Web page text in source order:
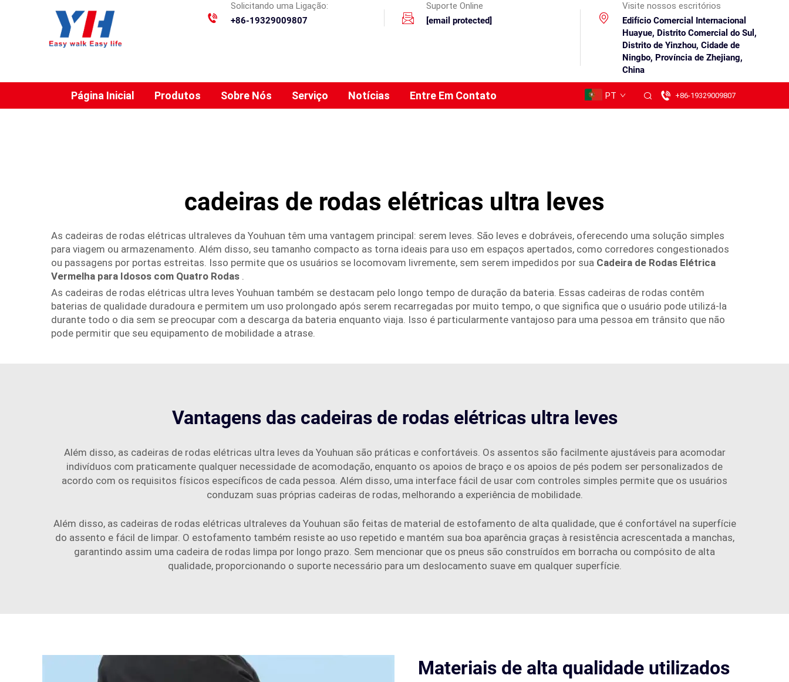
Solicitando uma Ligação:
+86-19329009807
Suporte Online
[email protected]
Visite nossos escritórios
Edifício Comercial Internacional
Huayue, Distrito Comercial do Sul,
Distrito de Yinzhou, Cidade de
Ningbo, Província de Zhejiang,
China
Página Inicial Produtos Sobre Nós Serviço Notícias Entre Em Contato PT +86-19329009807
cadeiras de rodas elétricas ultra leves
As cadeiras de rodas elétricas ultraleves da Youhuan têm uma vantagem principal: serem leves. São leves e dobráveis, oferecendo uma solução simples
para viagem ou armazenamento. Além disso, seu tamanho compacto as torna ideais para uso em espaços apertados, como corredores congestionados
ou passagens por portas estreitas. Isso permite que os usuários se locomovam livremente, sem serem impedidos por sua Cadeira de Rodas Elétrica
Vermelha para Idosos com Quatro Rodas .
As cadeiras de rodas elétricas ultra leves Youhuan também se destacam pelo longo tempo de duração da bateria. Essas cadeiras de rodas contêm
baterias de qualidade duradoura e permitem um uso prolongado após serem recarregadas por muito tempo, o que significa que o usuário pode utilizá-la
durante todo o dia sem se preocupar com a descarga da bateria enquanto viaja. Isso é particularmente vantajoso para uma pessoa em trânsito que não
pode permitir que seu equipamento de mobilidade a atrase.
Vantagens das cadeiras de rodas elétricas ultra leves
Além disso, as cadeiras de rodas elétricas ultra leves da Youhuan são práticas e confortáveis. Os assentos são facilmente ajustáveis para acomodar
indivíduos com praticamente qualquer necessidade de acomodação, enquanto os apoios de braço e os apoios de pés podem ser personalizados de
acordo com os requisitos físicos específicos de cada pessoa. Além disso, uma interface fácil de usar com controles simples permite que os usuários
conduzam suas próprias cadeiras de rodas, melhorando a experiência de mobilidade.
Além disso, as cadeiras de rodas elétricas ultraleves da Youhuan são feitas de material de estofamento de alta qualidade, que é confortável na superfície
do assento e fácil de limpar. O estofamento também resiste ao uso repetido e mantém sua boa aparência graças à resistência acrescentada a manchas,
garantindo assim uma cadeira de rodas limpa por longo prazo. Sem mencionar que os pneus são construídos em borracha ou compósito de alta
qualidade, proporcionando o suporte necessário para um deslocamento suave em qualquer superfície.
Materiais de alta qualidade utilizados